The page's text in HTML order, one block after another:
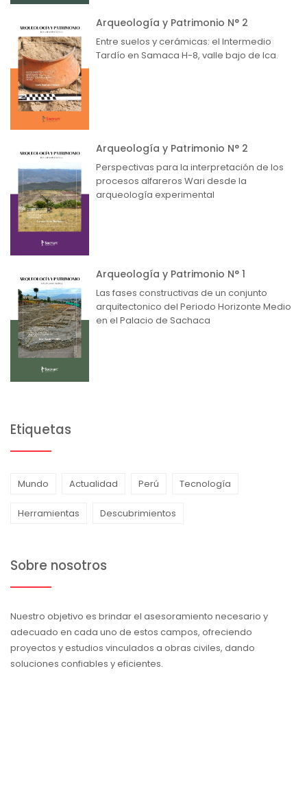
Arqueología y Patrimonio N° 2
Entre suelos y cerámicas: el Intermedio
Tardío en Samaca H-8, valle bajo de Ica.
Arqueología y Patrimonio N° 2
Perspectivas para la interpretación de los
procesos alfareros Wari desde la
arqueología experimental
Arqueología y Patrimonio N° 1
Las fases constructivas de un conjunto
arquitectonico del Periodo Horizonte Medio
en el Palacio de Sachaca
Etiquetas
Mundo Actualidad Perú Tecnología
Herramientas Descubrimientos
Sobre nosotros
Nuestro objetivo es brindar el asesoramiento necesario y
adecuado en cada uno de estos campos, ofreciendo
proyectos y estudios vinculados a obras civiles, dando
soluciones confiables y eficientes.